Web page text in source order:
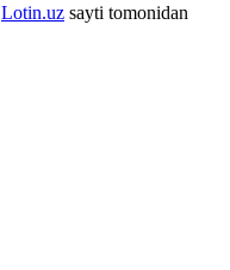
Lotin.uz sayti tomonidan